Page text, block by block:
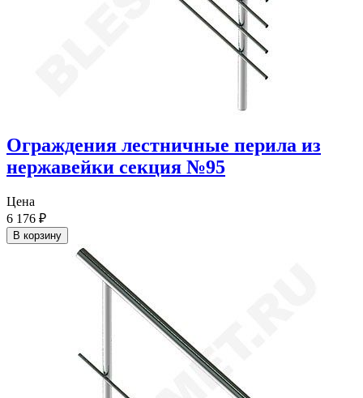
Ограждения лестничные перила из
нержавейки секция №95
Цена
6 176 ₽
В корзину